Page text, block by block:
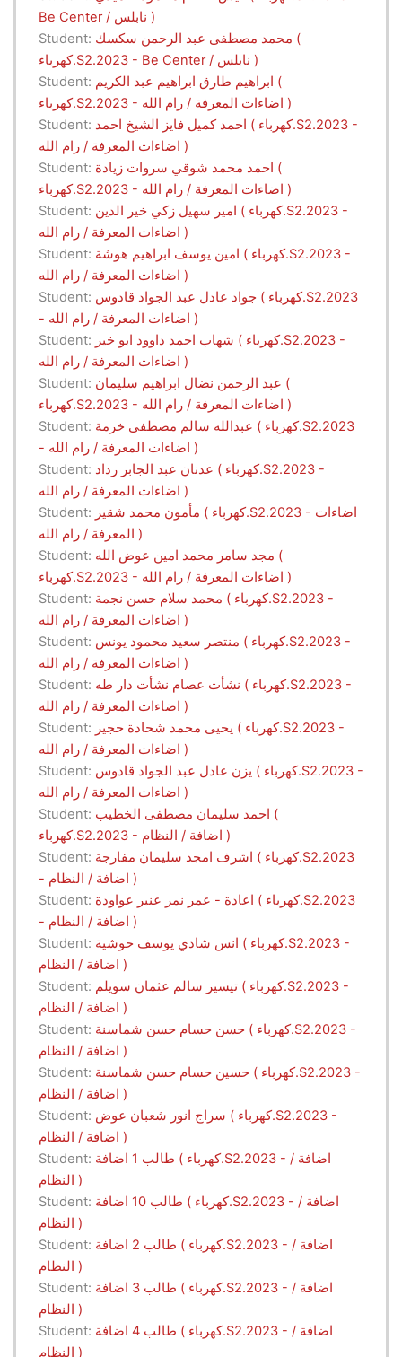
Be Center / نابلس )
Student: محمد مصطفى عبد الرحمن سكسك (
كهرباء.S2.2023 - Be Center / نابلس )
Student: ابراهيم طارق ابراهيم عبد الكريم (
كهرباء.S2.2023 - اضاءات المعرفة / رام الله )
Student: احمد كميل فايز الشيخ احمد ( كهرباء.S2.2023 -
اضاءات المعرفة / رام الله )
Student: احمد محمد شوقي سروات زيادة (
كهرباء.S2.2023 - اضاءات المعرفة / رام الله )
Student: امير سهيل زكي خير الدين ( كهرباء.S2.2023 -
اضاءات المعرفة / رام الله )
Student: امين يوسف ابراهيم هوشة ( كهرباء.S2.2023 -
اضاءات المعرفة / رام الله )
Student: جواد عادل عبد الجواد قادوس ( كهرباء.S2.2023
- اضاءات المعرفة / رام الله )
Student: شهاب احمد داوود ابو خير ( كهرباء.S2.2023 -
اضاءات المعرفة / رام الله )
Student: عبد الرحمن نضال ابراهيم سليمان (
كهرباء.S2.2023 - اضاءات المعرفة / رام الله )
Student: عبدالله سالم مصطفى خرمة ( كهرباء.S2.2023
- اضاءات المعرفة / رام الله )
Student: عدنان عبد الجابر رداد ( كهرباء.S2.2023 -
اضاءات المعرفة / رام الله )
Student: مأمون محمد شقير ( كهرباء.S2.2023 - اضاءات
المعرفة / رام الله )
Student: مجد سامر محمد امين عوض الله (
كهرباء.S2.2023 - اضاءات المعرفة / رام الله )
Student: محمد سلام حسن نجمة ( كهرباء.S2.2023 -
اضاءات المعرفة / رام الله )
Student: منتصر سعيد محمود يونس ( كهرباء.S2.2023 -
اضاءات المعرفة / رام الله )
Student: نشأت عصام نشأت دار طه ( كهرباء.S2.2023 -
اضاءات المعرفة / رام الله )
Student: يحيى محمد شحادة حجير ( كهرباء.S2.2023 -
اضاءات المعرفة / رام الله )
Student: يزن عادل عبد الجواد قادوس ( كهرباء.S2.2023 -
اضاءات المعرفة / رام الله )
Student: احمد سليمان مصطفى الخطيب (
كهرباء.S2.2023 - اضافة / النظام )
Student: اشرف امجد سليمان مفارجة ( كهرباء.S2.2023
- اضافة / النظام )
Student: اعادة - عمر نمر عنبر عواودة ( كهرباء.S2.2023
- اضافة / النظام )
Student: انس شادي يوسف حوشية ( كهرباء.S2.2023 -
اضافة / النظام )
Student: تيسير سالم عثمان سويلم ( كهرباء.S2.2023 -
اضافة / النظام )
Student: حسن حسام حسن شماسنة ( كهرباء.S2.2023 -
اضافة / النظام )
Student: حسين حسام حسن شماسنة ( كهرباء.S2.2023 -
اضافة / النظام )
Student: سراج انور شعبان عوض ( كهرباء.S2.2023 -
اضافة / النظام )
Student: طالب 1 اضافة ( كهرباء.S2.2023 - اضافة /
النظام )
Student: طالب 10 اضافة ( كهرباء.S2.2023 - اضافة /
النظام )
Student: طالب 2 اضافة ( كهرباء.S2.2023 - اضافة /
النظام )
Student: طالب 3 اضافة ( كهرباء.S2.2023 - اضافة /
النظام )
Student: طالب 4 اضافة ( كهرباء.S2.2023 - اضافة /
النظام )